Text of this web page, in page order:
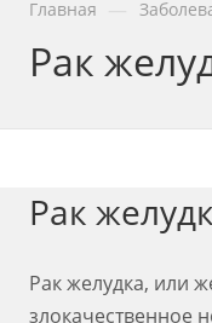
Главная
Рак
Рак
Рак желудка, или
злокачественное